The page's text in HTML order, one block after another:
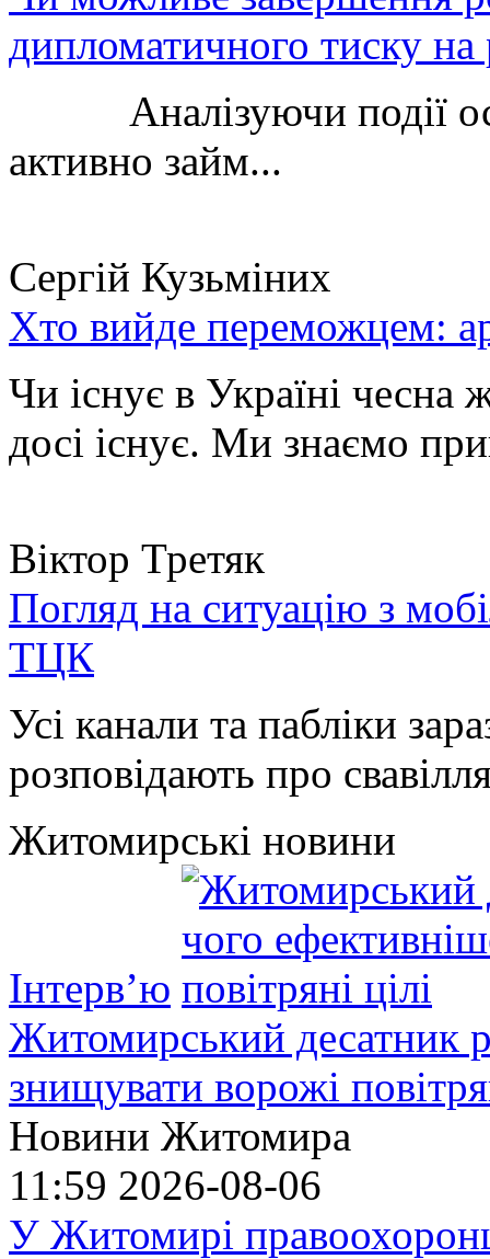
дипломатичного тиску
Аналізуючи події
активно займ...
Сергій Кузьміних
Хто вийде переможцем:
Чи існує в Україні чесна
досі існує. Ми знаємо
Віктор Третяк
Погляд на ситуацію з
ТЦК
Усі канали та пабліки
розповідають про
Житомирські новини
Інтерв’ю
Житомирський десатник
знищувати ворожі
Новини Житомира
11:59 2026-08-06
У Житомирі